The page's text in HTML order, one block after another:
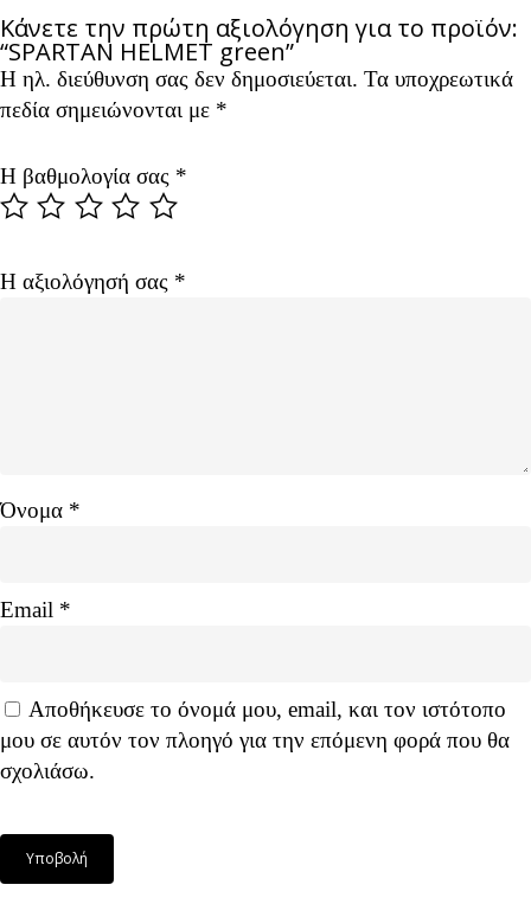
Κάνετε την πρώτη αξιολόγηση για το προϊόν:
“SPARTAN HELMET green”
Η ηλ. διεύθυνση σας δεν δημοσιεύεται. Τα υποχρεωτικά
πεδία σημειώνονται με *
Η βαθμολογία σας *
Η αξιολόγησή σας *
Όνομα *
Email *
Αποθήκευσε το όνομά μου, email, και τον ιστότοπο
μου σε αυτόν τον πλοηγό για την επόμενη φορά που θα
σχολιάσω.
Alternative: